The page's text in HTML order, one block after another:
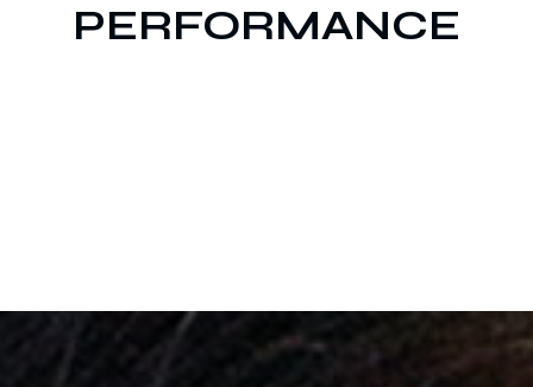
PERFORMANCE